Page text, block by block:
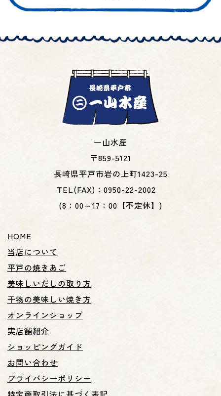
一山水産
〒859-5121
長崎県平戸市岩の上町1423-25
TEL(FAX)：0950-22-2002
(8：00～17：00【不定休】)
HOME
当店について
平戸の焼きあご
美味しいだしの取り方
干物の美味しい焼き方
オンラインショップ
実店舗紹介
ショッピングガイド
お問い合わせ
プライバシーポリシー